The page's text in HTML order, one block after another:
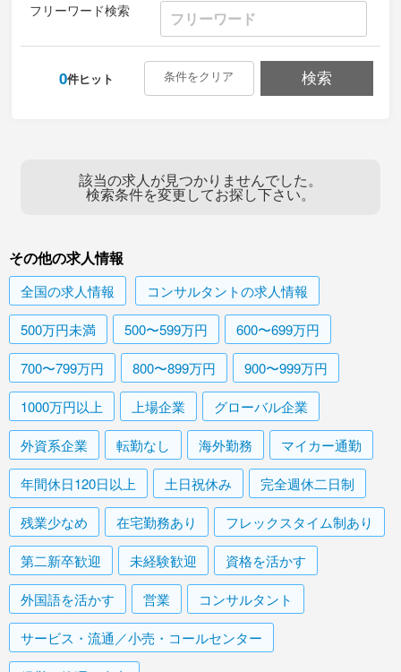
フリーワード検索
0件ヒット 条件をクリア 検索
該当の求人が見つかりませんでした。
検索条件を変更してお探し下さい。
その他の求人情報
全国の求人情報 コンサルタントの求人情報
500万円未満 500〜599万円 600〜699万円
700〜799万円 800〜899万円 900〜999万円
1000万円以上 上場企業 グローバル企業
外資系企業 転勤なし 海外勤務 マイカー通勤
年間休日120日以上 土日祝休み 完全週休二日制
残業少なめ 在宅勤務あり フレックスタイム制あり
第二新卒歓迎 未経験歓迎 資格を活かす
外国語を活かす 営業 コンサルタント
サービス・流通／小売・コールセンター